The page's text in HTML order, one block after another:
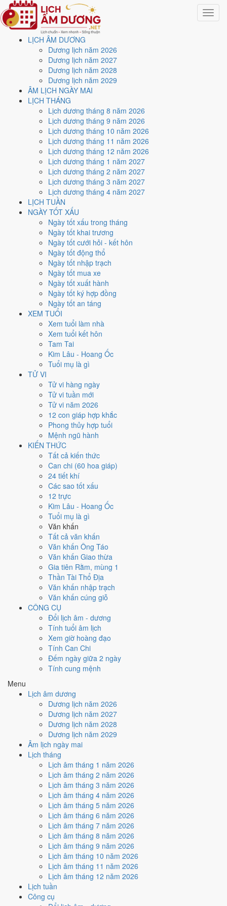
Toggle
LỊCH ÂM DƯƠNG
Dương lịch năm 2026
Dương lịch năm 2027
Dương lịch năm 2028
Dương lịch năm 2029
ÂM LỊCH NGÀY MAI
LỊCH THÁNG
Lịch dương tháng 8 năm 2026
Lịch dương tháng 9 năm 2026
Lịch dương tháng 10 năm 2026
Lịch dương tháng 11 năm 2026
Lịch dương tháng 12 năm 2026
Lịch dương tháng 1 năm 2027
Lịch dương tháng 2 năm 2027
Lịch dương tháng 3 năm 2027
Lịch dương tháng 4 năm 2027
LỊCH TUẦN
NGÀY TỐT XẤU
Ngày tốt xấu trong tháng
Ngày tốt khai trương
Ngày tốt cưới hỏi - kết hôn
Ngày tốt động thổ
Ngày tốt nhập trạch
Ngày tốt mua xe
Ngày tốt xuất hành
Ngày tốt ký hợp đồng
Ngày tốt an táng
XEM TUỔI
Xem tuổi làm nhà
Xem tuổi kết hôn
Tam Tai
Kim Lâu - Hoang Ốc
Tuổi mụ là gì
TỬ VI
Tử vi hàng ngày
Tử vi tuần mới
Tử vi năm 2026
12 con giáp hợp khắc
Phong thủy hợp tuổi
Mệnh ngũ hành
KIẾN THỨC
Tất cả kiến thức
Can chi (60 hoa giáp)
24 tiết khí
Các sao tốt xấu
12 trực
Kim Lâu - Hoang Ốc
Tuổi mụ là gì
Văn khấn
Tất cả văn khấn
Văn khấn Ông Táo
Văn khấn Giao thừa
Gia tiên Rằm, mùng 1
Thần Tài Thổ Địa
Văn khấn nhập trạch
Văn khấn cúng giỗ
CÔNG CỤ
Đổi lịch âm - dương
Tính tuổi âm lịch
Xem giờ hoàng đạo
Tính Can Chi
Đếm ngày giữa 2 ngày
Tính cung mệnh
Menu
Lịch âm dương
Dương lịch năm 2026
Dương lịch năm 2027
Dương lịch năm 2028
Dương lịch năm 2029
Âm lịch ngày mai
Lịch tháng
Lịch âm tháng 1 năm 2026
Lịch âm tháng 2 năm 2026
Lịch âm tháng 3 năm 2026
Lịch âm tháng 4 năm 2026
Lịch âm tháng 5 năm 2026
Lịch âm tháng 6 năm 2026
Lịch âm tháng 7 năm 2026
Lịch âm tháng 8 năm 2026
Lịch âm tháng 9 năm 2026
Lịch âm tháng 10 năm 2026
Lịch âm tháng 11 năm 2026
Lịch âm tháng 12 năm 2026
Lịch tuần
Công cụ
Trang chủ
Lịch năm 1995
Lịch âm dương năm 1995 -
Ất Hợi · Thất Xích Đoài Kim
Nguyễn Minh An·Cập nhật: 30/07/2026
1995 (Ất Hợi) , Tết Nguyên đán vào31/1/1995
Ất Hợi 1995có Thiên Can Ất hành Mộc, Địa Chi Hợi hành Thủy.
Sơn Đầu Hỏahành Hỏa. Hai hành Can và Chi Thủy sinh
Mộc (tương sinh), đó là nền khí của cả năm.
90 ngày đạt mức Tốt trở lên, dồn nhiều nhất vào
1 và 8. Mức này chấm theo thang 5 bậc dùng chung với trang chi tiết
từng ngày, không phải chỉ đếm ngày Hoàng Đạo.
Tết Nguyên đán rơi vào31/1/1995. Về phong thủy, sao Ngũ Hoàng
Trung Cung (tâm nhà)nên tránh động thổ hướng này. Người
xung Thái Tuế, theo tục lệ thì nên làm lễ giải đầu năm.
Ngày tốt trở lên
Ngày bình thường
Ngày xấu
Năm 1995 là năm con gì, mệnh
gì?
Năm 1995 là năm Ất Hợi, Nạp Âm
Can Ất hành Mộcgặp Địa Chi Hợi hành
năm vì vậy là
Mộc - Thủy. Cách tính cặp can chi này nằm ở bài
Ất Hợi (Mộc × Thủy)
Sơn Đầu Hỏa
Thất Xích Đoài Kim
💧 Thủy
Bảng phân tích Can Chi năm Ất Hợi
Chi tiết
Ý nghĩa
Mộc Dương Thiên Can Ất thuộc hành Mộc, là khí chủ đạo
của năm 1995.
(Hợi)
Thủy
Địa Chi Hợi thuộc hành Thủy; đặt cạnh Can Ất
Hỏa· Sơn
Đầu Hỏa
Nghĩa "Lửa trên núi", thuộc hành Hỏa, ứng với
cặp can chi Giáp Tuất và Ất Hợi.
ThủyHợi
(chính
cung)
Tuổi Hợi hợp Thái Tuế. Tuổi xung Thái Tuế cần
lễ giải đầu năm.
Màu hợp Xanh lá
Đen/Xanh
dương
phẩm phong thủy.
183 /182
ngày
Một tiêu chí thành phần, xét riêng bộ sao ngày.
Xem cơ chế ở bàisao Hoàng Đạo
Đạo.
Luận giải ngũ hành, Thái Tuế và màu hợp ở trên là quan niệm dân
gian. Nguồn tham chiếu:Tam Mệnh Thông Hội
Phương Thư. Dùng để tham khảo khi chọn thời điểm, không phải kết
luận khoa học.
Vận 7 Thất Xích Đoài Kim ảnh
hưởng gì tới năm 1995?
Vận 7 lấy hànhKim